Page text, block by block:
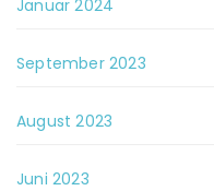
Januar 2024
September 2023
August 2023
Juni 2023